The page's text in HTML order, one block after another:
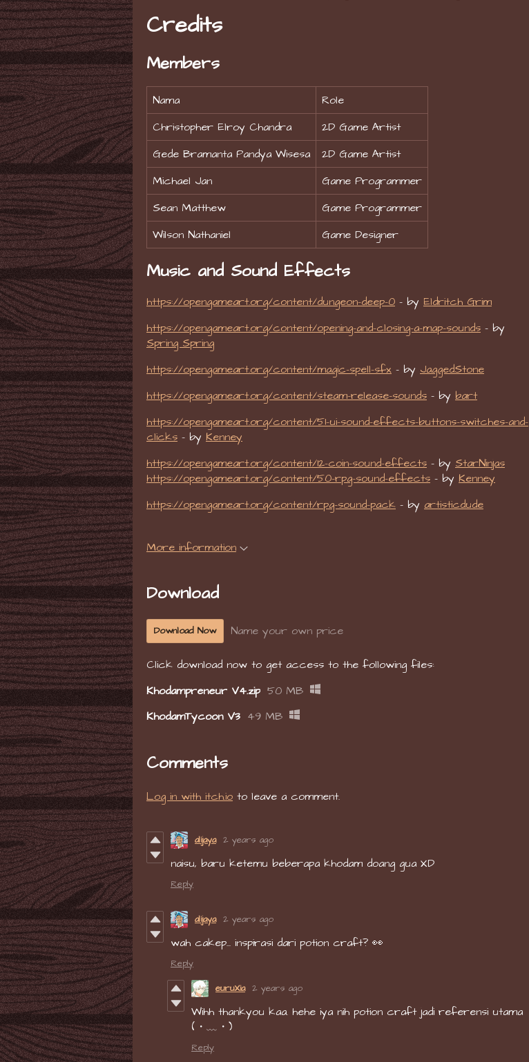
Credits
Members
Nama
Role
Christopher Elroy Chandra
2D Game Artist
Gede Bramanta Pandya Wisesa
2D Game Artist
Michael Jan
Game Programmer
Sean Matthew
Game Programmer
Wilson Nathaniel
Game Designer
Music and Sound Effects
https://opengameart.org/content/dungeon-deep-0 - by Eldritch Grim
https://opengameart.org/content/opening-and-closing-a-map-sounds - by
Spring Spring
https://opengameart.org/content/magic-spell-sfx - by JaggedStone
https://opengameart.org/content/steam-release-sounds - by bart
https://opengameart.org/content/51-ui-sound-effects-buttons-switches-and-
clicks - by Kenney
https://opengameart.org/content/12-coin-sound-effects - by StarNinjas
https://opengameart.org/content/50-rpg-sound-effects - by Kenney
https://opengameart.org/content/rpg-sound-pack - by artisticdude
More information
Download
Download Now Name your own price
Click download now to get access to the following files:
Khodampreneur V4.zip 50 MB
KhodamTycoon V3 49 MB
Comments
Log in with itch.io to leave a comment.
alijaya 2 years ago
naisu, baru ketemu beberapa khodam doang gua XD
Reply
alijaya 2 years ago
wah cakep... inspirasi dari potion craft? 👀
Reply
euruXia 2 years ago
Wihh thankyou kaa. hehe iya nih potion craft jadi referensi utama
(⁠・⁠﹏⁠・)
Reply